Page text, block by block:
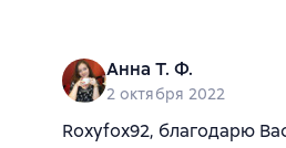
Анна Т. Ф.
2 октября 2022
Roxyfox92, благодарю